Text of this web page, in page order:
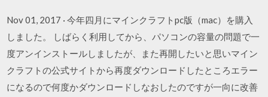
Nov 01, 2017 · 今年四月にマインクラフトpc版（mac）を購入
しました。 しばらく利用してから、パソコンの容量の問題で一
度アンインストールしましたが、また再開したいと思いマイン
クラフトの公式サイトから再度ダウンロードしたところエラー
になるので何度かダウンロードしなおしたのですが一向に改善